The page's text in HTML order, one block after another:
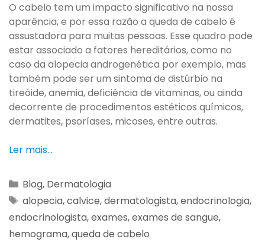
O cabelo tem um impacto significativo na nossa
aparência, e por essa razão a queda de cabelo é
assustadora para muitas pessoas. Esse quadro pode
estar associado a fatores hereditários, como no
caso da alopecia androgenética por exemplo, mas
também pode ser um sintoma de distúrbio na
tireóide, anemia, deficiência de vitaminas, ou ainda
decorrente de procedimentos estéticos químicos,
dermatites, psoríases, micoses, entre outras.
Ler mais…
Blog, Dermatologia
alopecia,calvice,dermatologista,endocrinologia,
endocrinologista,exames,exames de sangue,
hemograma,queda de cabelo